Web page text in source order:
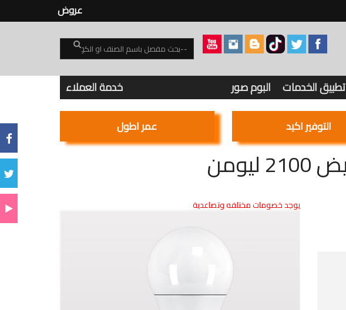
عروض
تطبيق الخدمات البوم صور خدمة العملاء
التوفير اكيد عمر اطول
يوجد خصومات مختلفه وتصاعدية